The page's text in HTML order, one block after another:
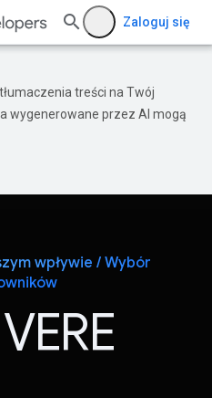
Zaloguj się
treści na Twój
wygenerowane przez AI mogą
wpływie / Wybór